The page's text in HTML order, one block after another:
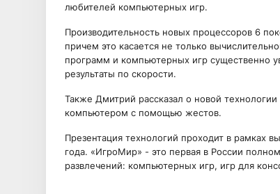
любителей компьютерных игр.
Производительность новых процессоров 6
причем это касается не только
программ и компьютерных игр существенно
результаты по скорости.
Также Дмитрий рассказал о новой
компьютером с помощью жестов.
Презентация технологий проходит в рамках
года. «ИгроМир» - это первая в России
развлечений: компьютерных игр, игр для